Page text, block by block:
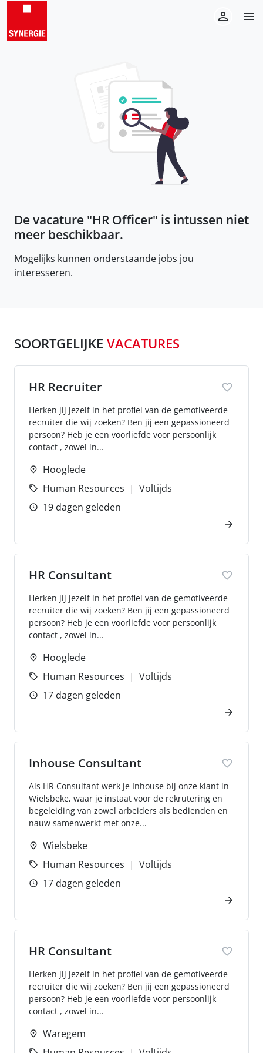
De vacature "HR Officer" is intussen niet
meer beschikbaar.
Mogelijks kunnen onderstaande jobs jou
interesseren.
SOORTGELIJKE VACATURES
HR Recruiter
Herken jij jezelf in het profiel van de gemotiveerde
recruiter die wij zoeken? Ben jij een gepassioneerd
persoon? Heb je een voorliefde voor persoonlijk
contact , zowel in...
Hooglede
Human Resources
Voltijds
19 dagen geleden
HR Consultant
Herken jij jezelf in het profiel van de gemotiveerde
recruiter die wij zoeken? Ben jij een gepassioneerd
persoon? Heb je een voorliefde voor persoonlijk
contact , zowel in...
Hooglede
Human Resources
Voltijds
17 dagen geleden
Inhouse Consultant
Als HR Consultant werk je Inhouse bij onze klant in
Wielsbeke, waar je instaat voor de rekrutering en
begeleiding van zowel arbeiders als bedienden en
nauw samenwerkt met onze...
Wielsbeke
Human Resources
Voltijds
17 dagen geleden
HR Consultant
Herken jij jezelf in het profiel van de gemotiveerde
recruiter die wij zoeken? Ben jij een gepassioneerd
persoon? Heb je een voorliefde voor persoonlijk
contact , zowel in...
Waregem